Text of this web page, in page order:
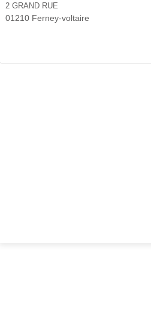
2 GRAND RUE
01210 Ferney-voltaire